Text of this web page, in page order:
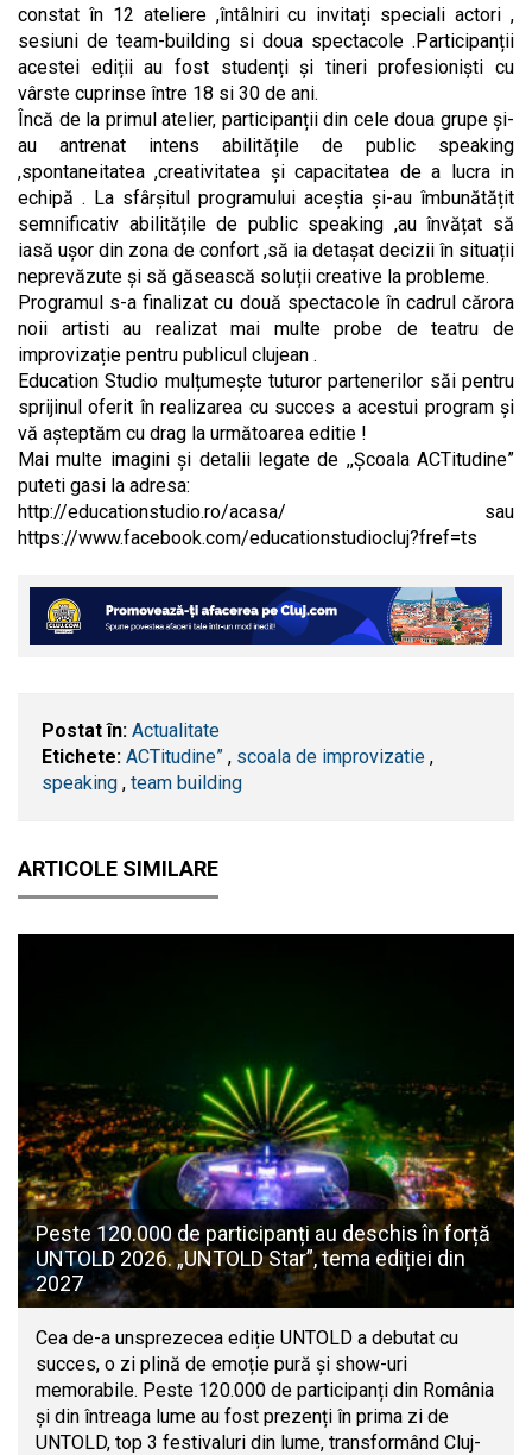
constat în 12 ateliere ,întâlniri cu invitați speciali actori ,
sesiuni de team-building si doua spectacole .Participanții
acestei ediții au fost studenți și tineri profesioniști cu
vârste cuprinse între 18 si 30 de ani.
Încă de la primul atelier, participanții din cele doua grupe și-
au antrenat intens abilitățile de public speaking
,spontaneitatea ,creativitatea și capacitatea de a lucra in
echipă . La sfârșitul programului aceștia și-au îmbunătățit
semnificativ abilitățile de public speaking ,au învățat să
iasă ușor din zona de confort ,să ia detașat decizii în situații
neprevăzute și să găsească soluții creative la probleme.
Programul s-a finalizat cu două spectacole în cadrul cărora
noii artisti au realizat mai multe probe de teatru de
improvizație pentru publicul clujean .
Education Studio mulțumește tuturor partenerilor săi pentru
sprijinul oferit în realizarea cu succes a acestui program și
vă așteptăm cu drag la următoarea editie !
Mai multe imagini și detalii legate de ,,Școala ACTitudine”
puteti gasi la adresa:
http://educationstudio.ro/acasa/ sau
https://www.facebook.com/educationstudiocluj?fref=ts
Postat în: Actualitate
Etichete: ACTitudine” , scoala de improvizatie ,
speaking , team building
ARTICOLE SIMILARE
Peste 120.000 de participanți au deschis în forță
UNTOLD 2026. „UNTOLD Star”, tema ediției din
2027
Cea de-a unsprezecea ediție UNTOLD a debutat cu
succes, o zi plină de emoție pură și show-uri
memorabile. Peste 120.000 de participanți din România
și din întreaga lume au fost prezenți în prima zi de
UNTOLD, top 3 festivaluri din lume, transformând Cluj-